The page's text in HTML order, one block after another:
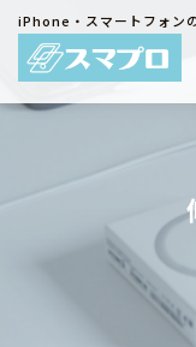
iPhone・スマートフォン